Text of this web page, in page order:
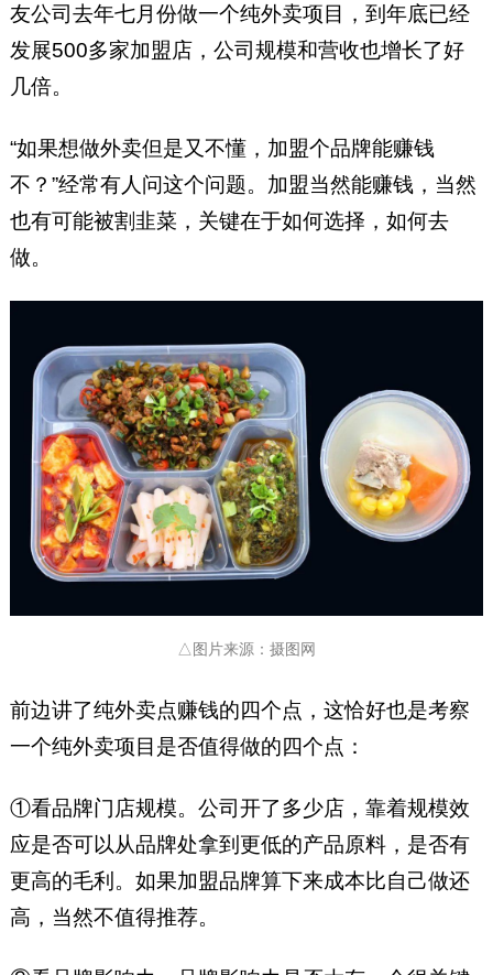
友公司去年七月份做一个纯外卖项目，到年底已经
发展500多家加盟店，公司规模和营收也增长了好
几倍。
“如果想做外卖但是又不懂，加盟个品牌能赚钱
不？”经常有人问这个问题。加盟当然能赚钱，当然
也有可能被割韭菜，关键在于如何选择，如何去
做。
△图片来源：摄图网
前边讲了纯外卖点赚钱的四个点，这恰好也是考察
一个纯外卖项目是否值得做的四个点：
①看品牌门店规模。公司开了多少店，靠着规模效
应是否可以从品牌处拿到更低的产品原料，是否有
更高的毛利。如果加盟品牌算下来成本比自己做还
高，当然不值得推荐。